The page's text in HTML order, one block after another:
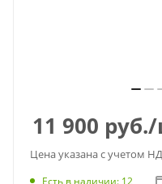
11 900 руб./
Цена указана с учетом
Есть в наличии: 12